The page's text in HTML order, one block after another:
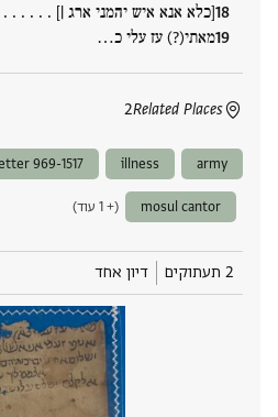
[כלא אנא איש יהמני ארג |] . . . . . .
מאתי(?) עז עלי כ‮…
Related Places
2
army
illness
969-1517
mosul cantor (+ 1 עוד)
2 תעתוקים דיון אחד